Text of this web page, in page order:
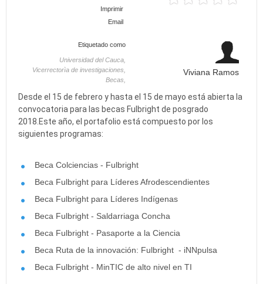
Imprimir
Email
Etiquetado como
Universidad del Cauca,
Vicerrectorìa de investigaciones,
Becas,
Viviana Ramos
Desde el 15 de febrero y hasta el 15 de mayo está abierta la
convocatoria para las becas Fulbright de posgrado
2018.Este año, el portafolio está compuesto por los
siguientes programas:
Beca Colciencias - Fulbright
Beca Fulbright para Líderes Afrodescendientes
Beca Fulbright para Líderes Indígenas
Beca Fulbright - Saldarriaga Concha
Beca Fulbright - Pasaporte a la Ciencia
Beca Ruta de la innovación: Fulbright - iNNpulsa
Beca Fulbright - MinTIC de alto nivel en TI